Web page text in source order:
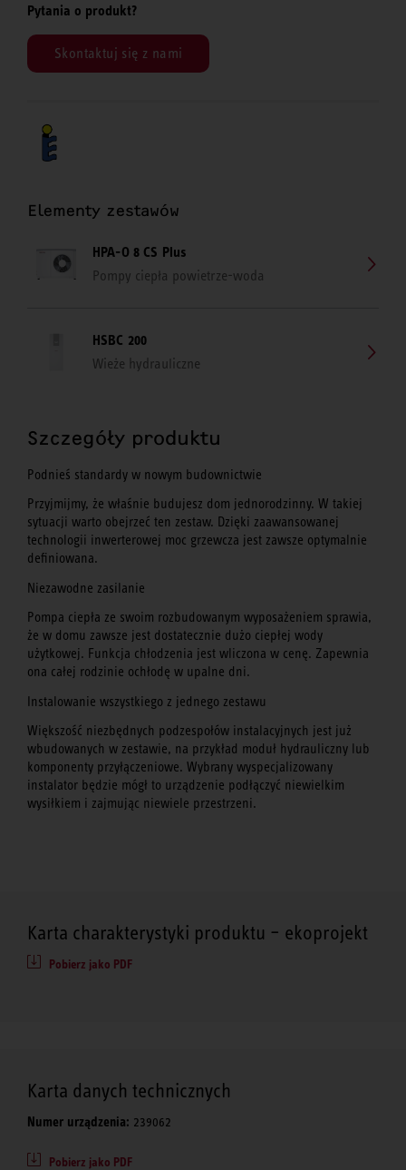
Pytania o produkt?
Skontaktuj się z nami
Elementy zestawów
HPA-O 8 CS Plus
Pompy ciepła powietrze-woda
HSBC 200
Wieże hydrauliczne
Szczegóły produktu
Podnieś standardy w nowym budownictwie
Przyjmijmy, że właśnie budujesz dom jednorodzinny. W takiej
sytuacji warto obejrzeć ten zestaw. Dzięki zaawansowanej
technologii inwerterowej moc grzewcza jest zawsze optymalnie
definiowana.
Niezawodne zasilanie
Pompa ciepła ze swoim rozbudowanym wyposażeniem sprawia,
że w domu zawsze jest dostatecznie dużo ciepłej wody
użytkowej. Funkcja chłodzenia jest wliczona w cenę. Zapewnia
ona całej rodzinie ochłodę w upalne dni.
Instalowanie wszystkiego z jednego zestawu
Większość niezbędnych podzespołów instalacyjnych jest już
wbudowanych w zestawie, na przykład moduł hydrauliczny lub
komponenty przyłączeniowe. Wybrany wyspecjalizowany
instalator będzie mógł to urządzenie podłączyć niewielkim
wysiłkiem i zajmując niewiele przestrzeni.
Karta charakterystyki produktu – ekoprojekt
Pobierz jako PDF
Karta danych technicznych
Numer urządzenia: 239062
Pobierz jako PDF